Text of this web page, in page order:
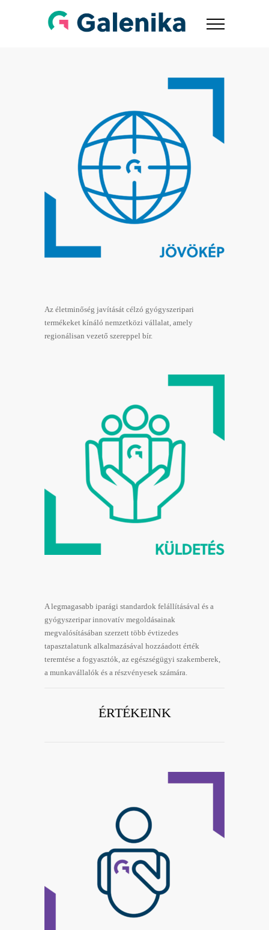
Az életminőség javítását célzó gyógyszeripari
termékeket kínáló nemzetközi vállalat, amely
regionálisan vezető szereppel bír.
A legmagasabb iparági standardok felállításával és a
gyógyszeripar innovatív megoldásainak
megvalósításában szerzett több évtizedes
tapasztalatunk alkalmazásával hozzáadott érték
teremtése a fogyasztók, az egészségügyi szakemberek,
a munkavállalók és a részvényesek számára.
ÉRTÉKEINK